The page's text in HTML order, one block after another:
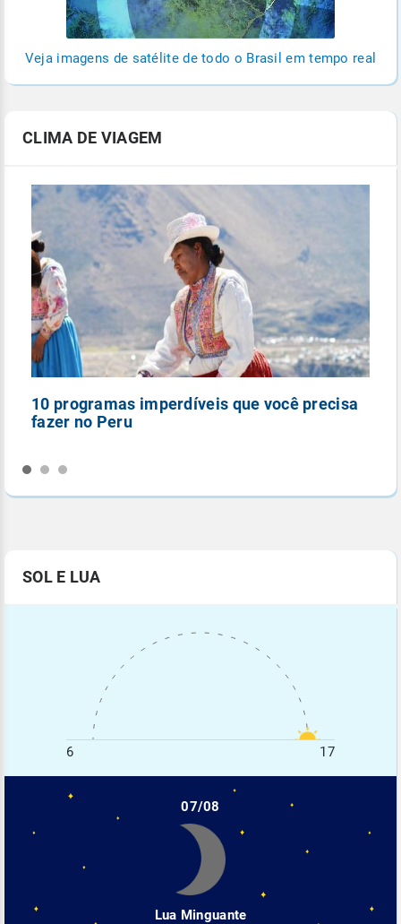
Veja imagens de satélite de todo o Brasil em tempo real
CLIMA DE VIAGEM
10 programas imperdíveis que você precisa
fazer no Peru
SOL E LUA
6 17
07/08
Lua Minguante